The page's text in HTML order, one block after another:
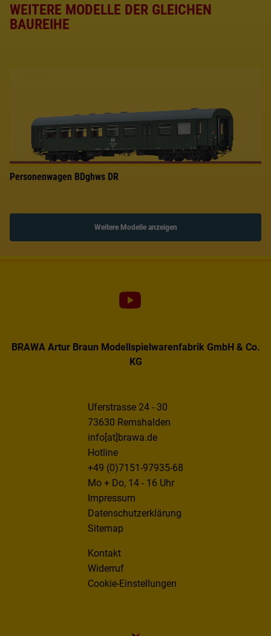
WEITERE MODELLE DER GLEICHEN
BAUREIHE
Personenwagen BDghws DR
Weitere Modelle anzeigen
BRAWA Artur Braun Modellspielwarenfabrik GmbH & Co.
KG
Uferstrasse 24 - 30
73630 Remshalden
info[at]brawa.de
Hotline
+49 (0)7151-97935-68
Mo + Do, 14 - 16 Uhr
Impressum
Datenschutzerklärung
Sitemap
Kontakt
Widerruf
Cookie-Einstellungen